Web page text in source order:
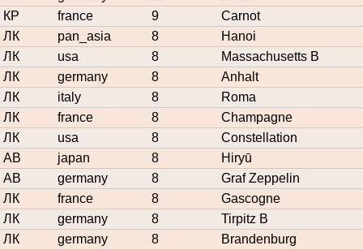
КР
france 9
Carnot
ЛК
pan_asia 8
Hanoi
ЛК
usa 8
Massachusetts B
ЛК
germany 8
Anhalt
ЛК
italy 8
Roma
ЛК
france 8
Champagne
ЛК
usa 8
Constellation
АВ
japan 8
Hiryū
АВ
germany 8
Graf Zeppelin
ЛК
france 8
Gascogne
ЛК
germany 8
Tirpitz B
ЛК
germany 8 Brandenburg